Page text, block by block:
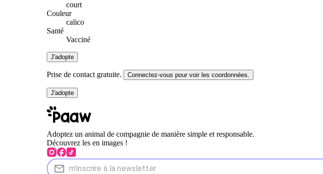
court
Couleur
calico
Santé
Vacciné
J'adopte
Prise de contact gratuite. Connectez-vous pour voir les coordonnées.
J'adopte
Adoptez un animal de compagnie de manière simple et responsable.
Découvrez les en images !